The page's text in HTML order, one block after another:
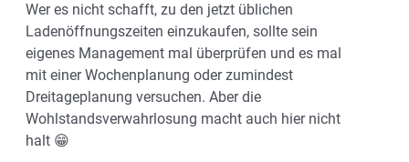
Wer es nicht schafft, zu den jetzt üblichen
Ladenöffnungszeiten einzukaufen, sollte sein
eigenes Management mal überprüfen und es mal
mit einer Wochenplanung oder zumindest
Dreitageplanung versuchen. Aber die
Wohlstandsverwahrlosung macht auch hier nicht
halt 😁